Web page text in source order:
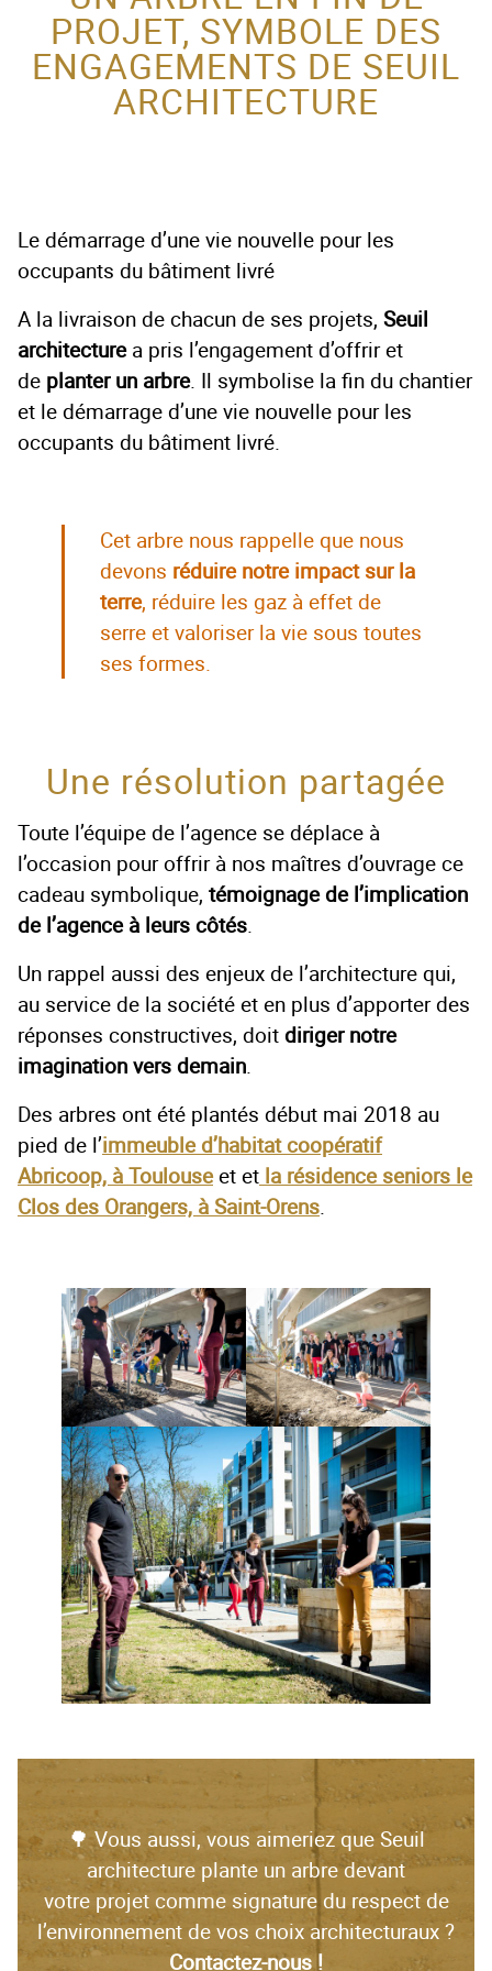
ACTEUR DE LA
PROTECTION DE
L’ENFANCE
PROJET, SYMBOLE DES
ENGAGEMENTS DE SEUIL
ARCHITECTURE
Le démarrage d’une vie nouvelle pour les
occupants du bâtiment livré
A la livraison de chacun de ses projets, Seuil
architecturea pris l’engagement d’offrir et
de planter un arbre. Il symbolise la fin du chantier
et le démarrage d’une vie nouvelle pour les
occupants du bâtiment livré.
Cet arbre nous rappelle que nous
devons réduire notre impact sur la
terre, réduire les gaz à effet de
serre et valoriser la vie sous toutes
ses formes.
Une résolution partagée
Toute l’équipe de l’agence se déplace à
l’occasion pour offrir à nos maîtres d’ouvrage ce
cadeau symbolique, témoignage de l’implication
de l’agence à leurs côtés.
Un rappel aussi des enjeux de l’architecture qui,
au service de la société et en plus d’apporter des
réponses constructives, doitdiriger notre
imagination vers demain.
Des arbres ont été plantés début mai 2018 au
pied de l’immeuble d’habitat coopératif
Abricoop, à Toulouseet et la résidence seniors le
Clos des Orangers, à Saint-Orens.
🌳 Vous aussi, vous aimeriez que Seuil
architecture plante un arbre devant
votre projet comme signature du respect de
l’environnement de vos choix architecturaux ?
Contactez-nous !